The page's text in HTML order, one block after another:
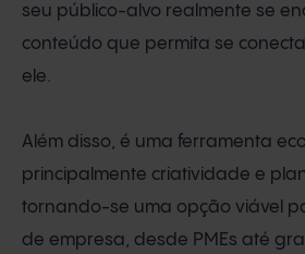
seu público-alvo realmente se
conteúdo que permita se
ele.
Além disso, é uma ferramenta
principalmente criatividade e
tornando-se uma opção viável
de empresa, desde PMEs até